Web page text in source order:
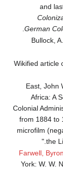
and
German
Wikified
East,
Africa:
Colonial
from 1884
microfilm
the
Farwell,
York: W.